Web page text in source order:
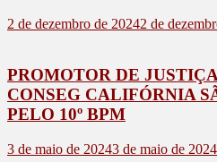
2 de dezembro de 20242 de
PROMOTOR DE
CONSEG CALIFÓRNIA
PELO 10º BPM
3 de maio de 20243 de maio de 2024